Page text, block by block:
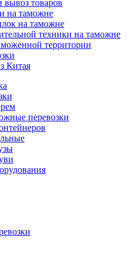
товаров
на таможне
на таможне
техники на таможне
территории
Китая
перевозки